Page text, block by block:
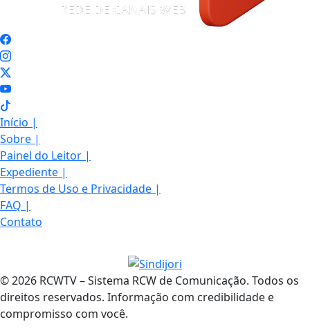
Início |
Sobre |
Painel do Leitor |
Expediente |
Termos de Uso e Privacidade |
FAQ |
Contato
© 2026 RCWTV – Sistema RCW de Comunicação. Todos os
direitos reservados. Informação com credibilidade e
compromisso com você.